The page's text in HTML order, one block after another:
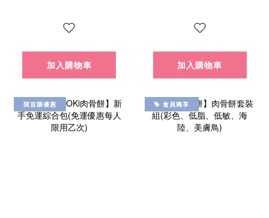
加入購物車 加入購物車
限首購優惠 會員獨享